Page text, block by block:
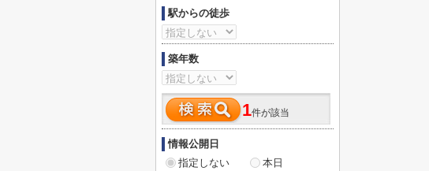
駅からの徒歩
築年数
1件が該当
情報公開日
指定しない
本日